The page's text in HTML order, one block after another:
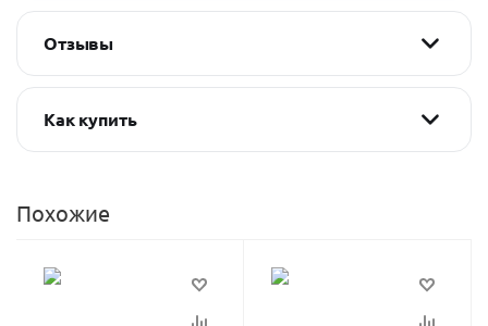
Отзывы
Как купить
Похожие